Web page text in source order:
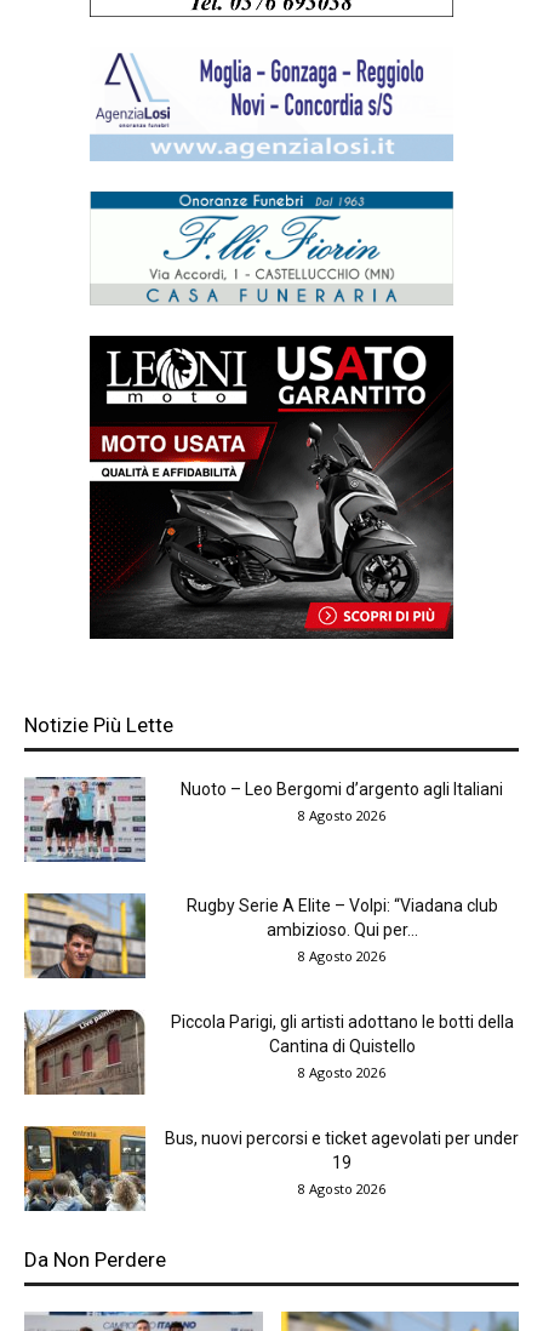
Notizie Più Lette
Nuoto – Leo Bergomi d’argento agli Italiani
8 Agosto 2026
Rugby Serie A Elite – Volpi: “Viadana club
ambizioso. Qui per...
8 Agosto 2026
Piccola Parigi, gli artisti adottano le botti della
Cantina di Quistello
8 Agosto 2026
Bus, nuovi percorsi e ticket agevolati per under
19
8 Agosto 2026
Da Non Perdere